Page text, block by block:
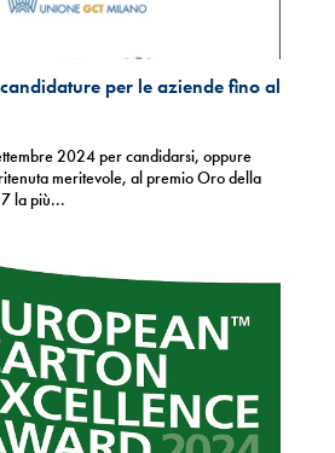
per le aziende fino al
2024 per candidarsi, oppure
meritevole, al premio Oro della
la più...